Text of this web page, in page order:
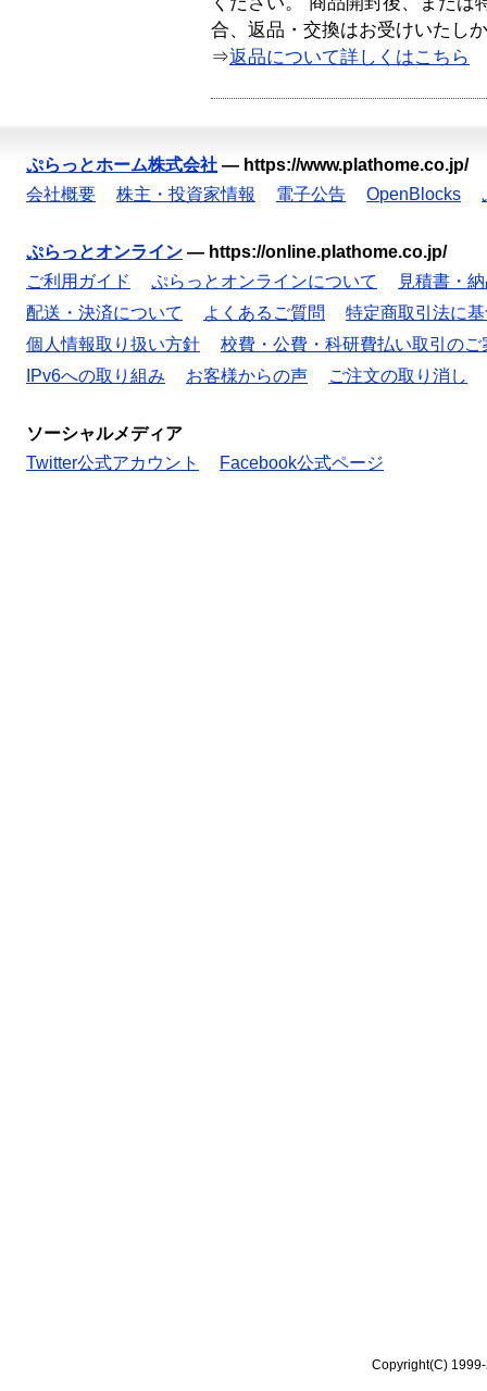
合、返品・交換はお受けいたし
⇒返品について詳しくはこちら
ぷらっとホーム株式会社 — https://www.plathome.co.jp/
会社概要
株主・投資家情報 電子公告 OpenBlocks
ぷらっとオンライン — https://online.plathome.co.jp/
ご利用ガイド
ぷらっとオンラインについて
見積書・
配送・決済について
よくあるご質問
特定商取引法に
個人情報取り扱い方針
校費・公費・科研費払い取引のご
IPv6への取り組み
お客様からの声 ご注文の取り消し
ソーシャルメディア
Twitter公式アカウント
Facebook公式ページ
Copyright(C)